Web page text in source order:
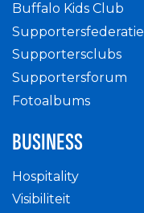
Buffalo Kids Club
Supportersfederatie
Supportersclubs
Supportersforum
Fotoalbums
BUSINESS
Hospitality
Visibiliteit